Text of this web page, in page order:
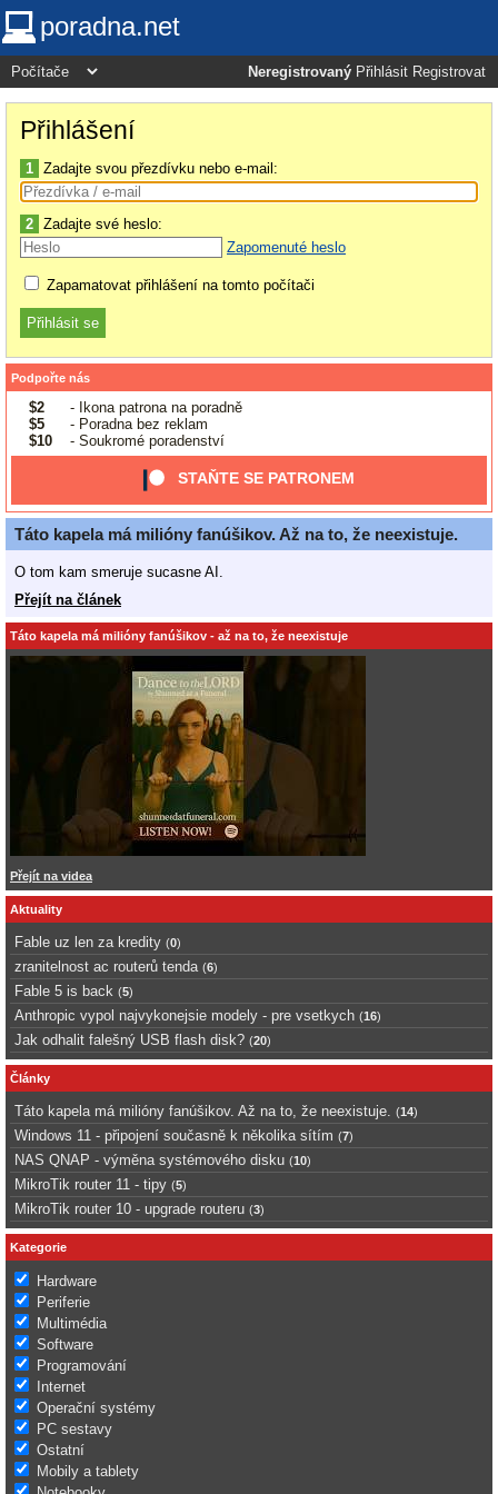
poradna.net
Neregistrovaný Přihlásit Registrovat
Přihlášení
1 Zadajte svou přezdívku nebo e-mail:
2 Zadajte své heslo:
Zapomenuté heslo
Zapamatovat přihlášení na tomto počítači
Podpořte nás
$2
- Ikona patrona na poradně
$5
- Poradna bez reklam
$10
- Soukromé poradenství
STAŇTE SE PATRONEM
Táto kapela má milióny fanúšikov. Až na to, že neexistuje.
O tom kam smeruje sucasne AI.
Přejít na článek
Táto kapela má milióny fanúšikov - až na to, že neexistuje
Přejít na videa
Aktuality
Fable uz len za kredity (0)
zranitelnost ac routerů tenda (6)
Fable 5 is back (5)
Anthropic vypol najvykonejsie modely - pre vsetkych (16)
Jak odhalit falešný USB flash disk? (20)
Články
Táto kapela má milióny fanúšikov. Až na to, že neexistuje. (14)
Windows 11 - připojení současně k několika sítím (7)
NAS QNAP - výměna systémového disku (10)
MikroTik router 11 - tipy (5)
MikroTik router 10 - upgrade routeru (3)
Kategorie
Hardware
Periferie
Multimédia
Software
Programování
Internet
Operační systémy
PC sestavy
Ostatní
Mobily a tablety